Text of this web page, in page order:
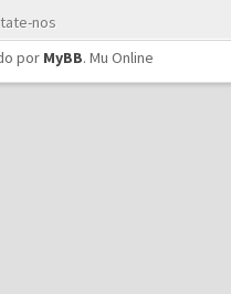
nos
por MyBB.Mu Online